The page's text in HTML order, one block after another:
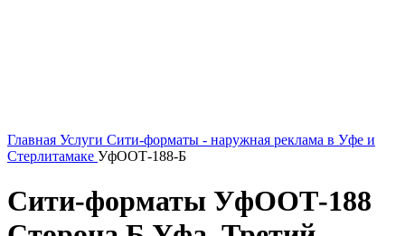
Главная Услуги Сити-форматы - наружная реклама в Уфе и
Стерлитамаке УфООТ-188-Б
Сити-форматы УфООТ-188